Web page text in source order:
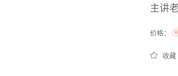
主讲
价格：
收藏